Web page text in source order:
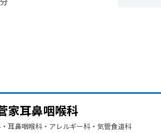
家耳鼻咽喉科
耳鼻咽喉科・​アレルギー科・​気管食道科